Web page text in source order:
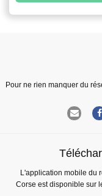
Pour ne rien manquer du
L'application mobile du
Corse est disponible sur